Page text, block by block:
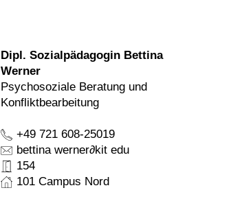
Dipl. Sozialpädagogin Bettina
Werner
Psychosoziale Beratung und
Konfliktbearbeitung
+49 721 608-25019
bettina werner∂kit edu
154
101 Campus Nord